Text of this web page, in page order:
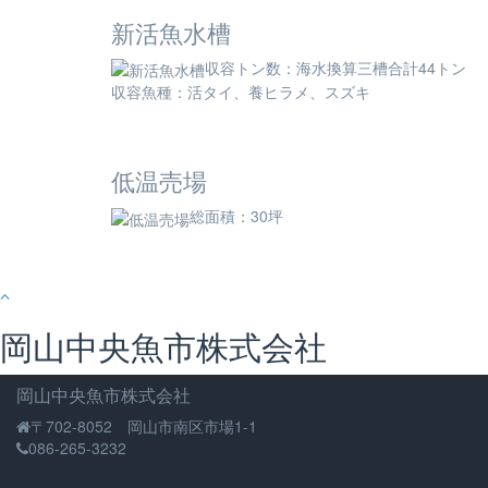
新活魚水槽
収容トン数：海水換算三槽合計44トン
収容魚種：活タイ、養ヒラメ、スズキ
低温売場
総面積：30坪
岡山中央魚市株式会社
岡山中央魚市株式会社
〒702-8052 岡山市南区市場1-1
086-265-3232